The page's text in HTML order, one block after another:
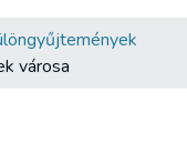
városa